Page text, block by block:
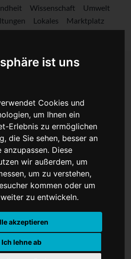
ist uns
Cookies und
um Ihnen ein
Erlebnis zu ermöglichen
die Sie sehen, besser an
anzupassen. Diese
wir außerdem, um
um zu verstehen,
kommen oder um
zu entwickeln.
akzeptieren
Ich lehne ab
Wissenschaft
Umwelt
Lokales
Marktplatz
offenbar mit Rudi